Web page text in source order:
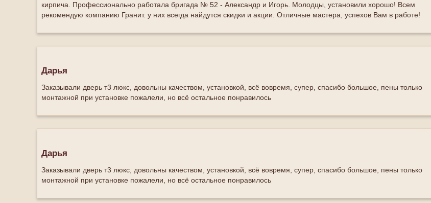
кирпича. Профессионально работала бригада № 52 - Александр и Игорь. Молодцы, установили хорошо! Всем
рекомендую компанию Гранит. у них всегда найдутся скидки и акции. Отличные мастера, успехов Вам в работе!
Дарья
Заказывали дверь т3 люкс, довольны качеством, установкой, всё вовремя, супер, спасибо большое, пены только
монтажной при установке пожалели, но всё остальное понравилось
Дарья
Заказывали дверь т3 люкс, довольны качеством, установкой, всё вовремя, супер, спасибо большое, пены только
монтажной при установке пожалели, но всё остальное понравилось